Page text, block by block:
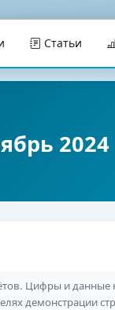
Статьи
2024
Цифры и данные
демонстрации